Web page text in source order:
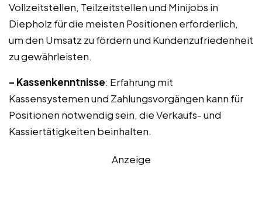
Vollzeitstellen, Teilzeitstellen und Minijobs in
Diepholz für die meisten Positionen erforderlich,
um den Umsatz zu fördern und Kundenzufriedenheit
zu gewährleisten.
– Kassenkenntnisse: Erfahrung mit
Kassensystemen und Zahlungsvorgängen kann für
Positionen notwendig sein, die Verkaufs- und
Kassiertätigkeiten beinhalten.
Anzeige